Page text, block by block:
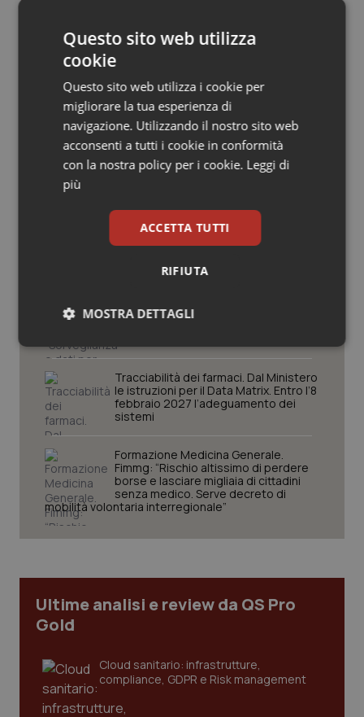
Sangue & coagulazione
Tiroide
Tumore al seno
Tumore ovarico
Tumori del Polmone & Testa Collo
Tumori gastrointestinali
Ulcera & Reflusso
Vaccini
Potrebbe interessarti in
Lavoro e Professioni
Decreto PA. Aiop e Aris:
“Preoccupazione per la mancata
approvazione dell’adeguamento
delle tariffe ospedaliere, così rinvio
dati per evitare allarmismi. Italia
Tracciabilità dei farmaci. Dal Ministero
le istruzioni per il Data Matrix. Entro l’8
febbraio 2027 l’adeguamento dei
sistemi
Formazione Medicina Generale.
Fimmg: “Rischio altissimo di perdere
borse e lasciare migliaia di cittadini
senza medico. Serve decreto di
mobilità volontaria interregionale”
Ultime analisi e review da QS Pro
Gold
Cloud sanitario: infrastrutture,
compliance, GDPR e Risk management
Questo sito web utilizza
cookie
Questo sito web utilizza i cookie per
migliorare la tua esperienza di
navigazione. Utilizzando il nostro sito web
acconsenti a tutti i cookie in conformità
con la nostra policy per i cookie. Leggi di
più
ACCETTA TUTTI
RIFIUTA
MOSTRA DETTAGLI
Necessari Statistici Marketing
Necessari Statistici Marketing
I cookie necessari contribuiscono a rendere fruibile il
sito web abilitandone funzionalità di base quali la
navigazione sulle pagine e l'accesso alle aree
.youtube.com